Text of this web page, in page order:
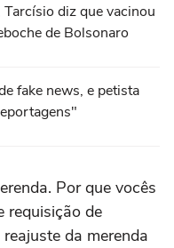
diz que vacinou
de Bolsonaro
fake news, e petista
Por que vocês
requisição de
da merenda